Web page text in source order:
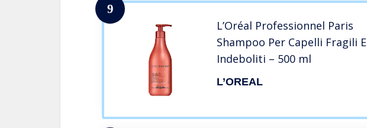
9
L’Oréal Professionnel Paris
Shampoo Per Capelli Fragili E
Indeboliti – 500 ml
L’OREAL